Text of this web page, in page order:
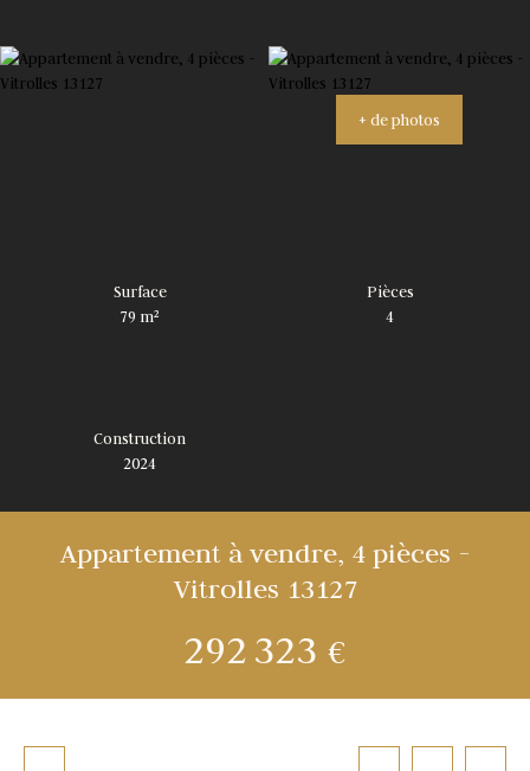
+ de photos
Surface
79 m²
Pièces
4
Construction
2024
Appartement à vendre, 4 pièces -
Vitrolles 13127
292 323 €